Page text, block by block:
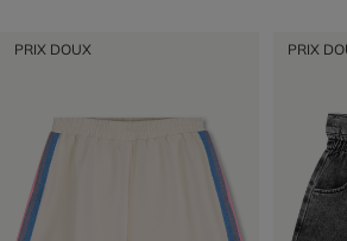
PRIX DOUX PRIX